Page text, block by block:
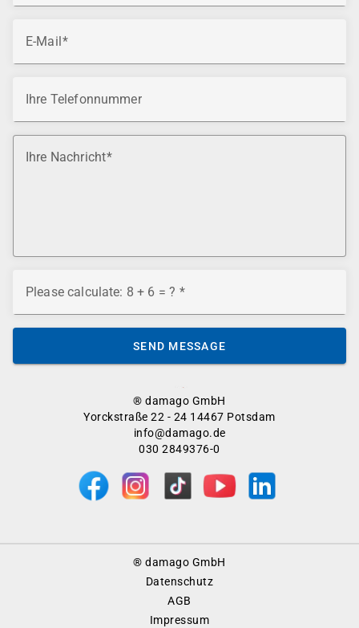
® damago GmbH
Yorckstraße 22 - 24 14467 Potsdam
info@damago.de
030 2849376-0
E-Mail
Ihre Telefonnummer
Ihre Nachricht
Please calculate: 8 + 6 = ?
SEND MESSAGE
® damago GmbH
Datenschutz
AGB
Impressum